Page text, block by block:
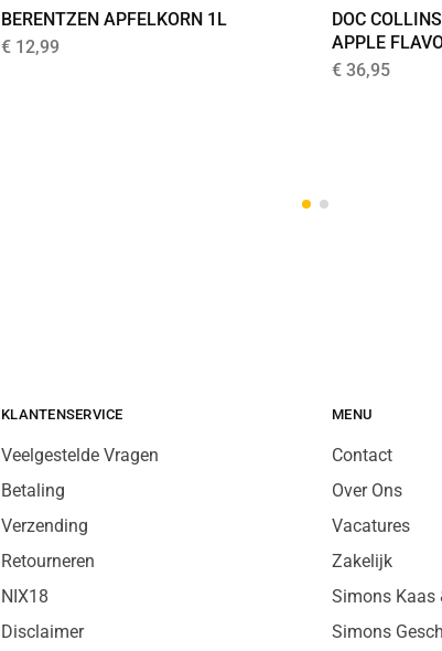
BERENTZEN APFELKORN 1L
€ 12,99
DOC
APPLE
€ 36,95
KLANTENSERVICE
Veelgestelde Vragen
Betaling
Verzending
Retourneren
NIX18
Disclaimer
MENU
Contact
Over Ons
Vacatures
Zakelijk
Simons Kaas
Simons